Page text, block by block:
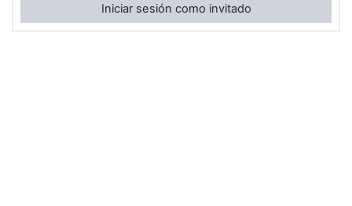
Iniciar sesión como invitado